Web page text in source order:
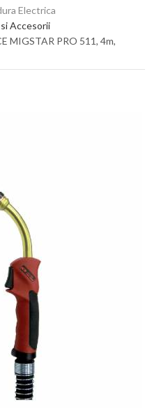
Electrica
Accesorii
MIGSTAR PRO 511, 4m,